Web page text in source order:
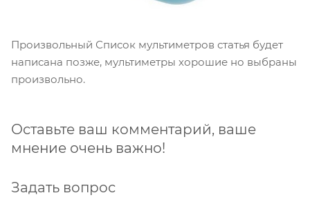
Произвольный Список мультиметров статья будет
написана позже, мультиметры хорошие но выбраны
произвольно.
Оставьте ваш комментарий, ваше
мнение очень важно!
Задать вопрос